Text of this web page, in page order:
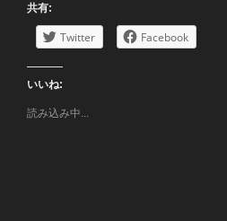
共有:
Twitter Facebook
いいね:
読み込み中...